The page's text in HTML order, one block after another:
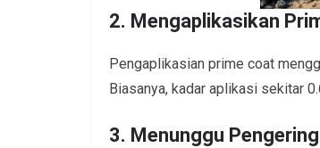
2. Mengaplikasikan
Pengaplikasian prime coat
Biasanya, kadar aplikasi sekitar
3. Menunggu